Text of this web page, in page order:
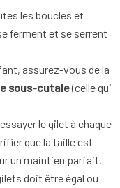
les boucles et
ferment et se serrent
assurez-vous de la
sous-cutale(celle qui
le gilet à chaque
que la taille est
un maintien parfait.
doit être égal ou